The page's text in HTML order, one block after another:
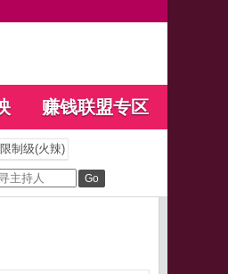
赚钱联盟专区
限制级(火辣)